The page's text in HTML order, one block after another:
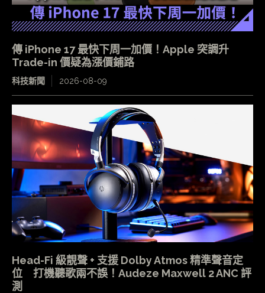
傳 iPhone 17 最快下周一加價！Apple 突調升
Trade-in 價疑為漲價鋪路
科技新聞 2026-08-09
Head-Fi 級靚聲 + 支援 Dolby Atmos 精準聲音定
位 打機聽歌兩不誤！Audeze Maxwell 2 ANC 評
測